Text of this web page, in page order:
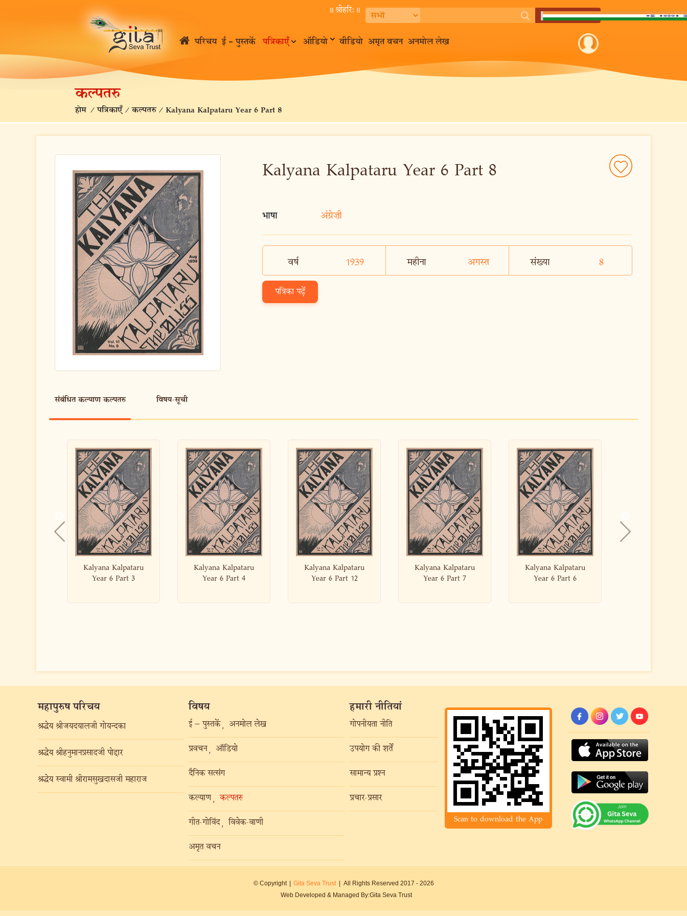
॥ श्रीहरि:॥
परिचय ई – पुस्तकें पत्रिकाएँ ऑडियो वीडियो अमृत वचन अनमोल लेख
कल्पतरु
होम /पत्रिकाएँ /कल्पतरु / Kalyana Kalpataru Year 6 Part 8
Kalyana Kalpataru Year 6 Part 8
भाषा अंग्रेज़ी
वर्ष 1939 महीना अगस्त संख्या 8
पत्रिका पढ़ें
संबंधित कल्याण कल्पतरु विषय-सूची
Kalyana Kalpataru
Year 6 Part 4
Kalyana Kalpataru
Year 6 Part 12
Kalyana Kalpataru
Year 6 Part 7
Kalyana Kalpataru
Year 6 Part 6
Kalyana Kalpataru
Year 6 Part 5
महापुरुष परिचय
श्रद्धेय श्रीजयदयालजी गोयन्दका
श्रद्धेय श्रीहनुमानप्रसादजी पोद्दार
श्रद्धेय स्वामी श्रीरामसुखदासजी महाराज
विषय
ई – पुस्तकें , अनमोल लेख
प्रवचन , ऑडियो
दैनिक सत्संग
कल्याण , कल्पतरु
गीत-गोविंद , विवेक-वाणी
अमृत वचन
हमारी नीतियां
गोपनीयता नीति
उपयोग की शर्तें
सामान्य प्रश्न
प्रचार-प्रसार
Scan to download the App
© Copyright | Gita Seva Trust | All Rights Reserved 2017 - 2026
Web Developed & Managed By:Gita Seva Trust